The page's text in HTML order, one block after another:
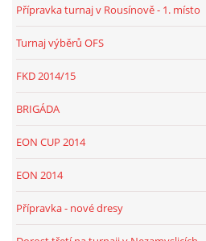
Přípravka turnaj v Rousínově - 1. místo
Turnaj výběrů OFS
FKD 2014/15
BRIGÁDA
EON CUP 2014
EON 2014
Přípravka - nové dresy